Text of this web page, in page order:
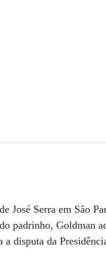
José Serra em São
padrinho, Goldman
a disputa da